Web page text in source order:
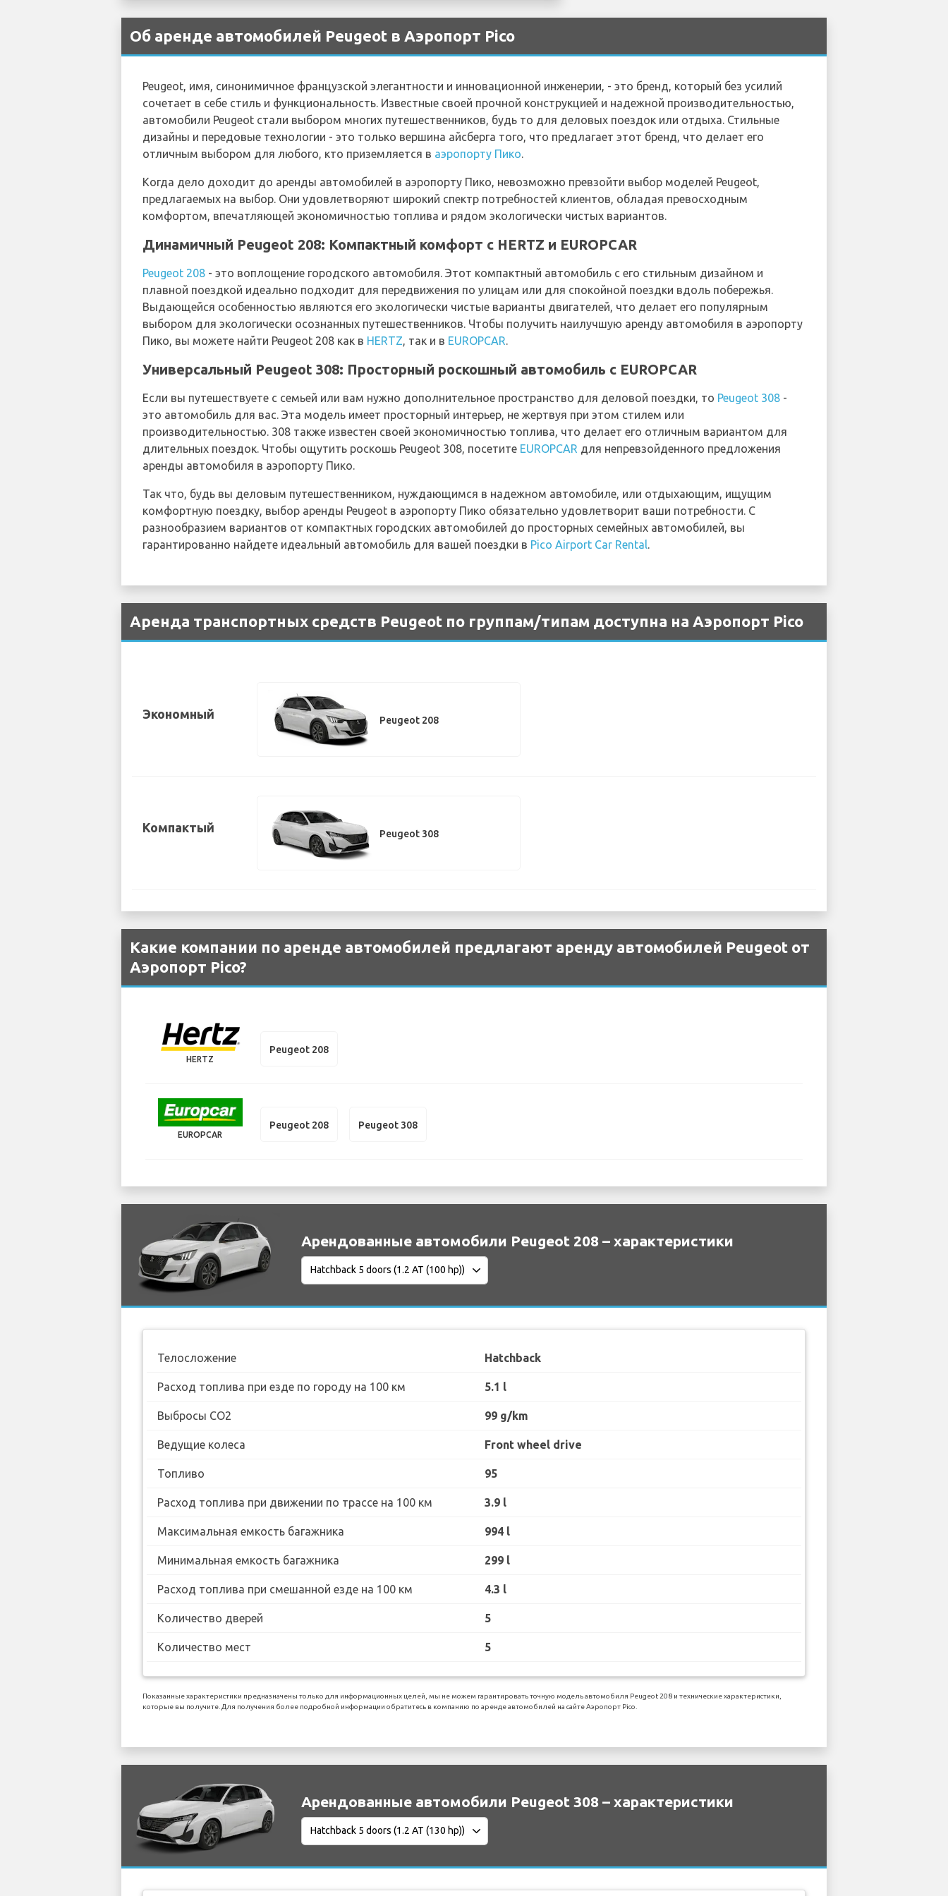
Об аренде автомобилей Peugeot в Аэропорт Pico
Peugeot, имя, синонимичное французской элегантности и инновационной инженерии, - это бренд, который без усилий
сочетает в себе стиль и функциональность. Известные своей прочной конструкцией и надежной производительностью,
автомобили Peugeot стали выбором многих путешественников, будь то для деловых поездок или отдыха. Стильные
дизайны и передовые технологии - это только вершина айсберга того, что предлагает этот бренд, что делает его
отличным выбором для любого, кто приземляется в аэропорту Пико.
Когда дело доходит до аренды автомобилей в аэропорту Пико, невозможно превзойти выбор моделей Peugeot,
предлагаемых на выбор. Они удовлетворяют широкий спектр потребностей клиентов, обладая превосходным
комфортом, впечатляющей экономичностью топлива и рядом экологически чистых вариантов.
Динамичный Peugeot 208: Компактный комфорт с HERTZ и EUROPCAR
Peugeot 208 - это воплощение городского автомобиля. Этот компактный автомобиль с его стильным дизайном и
плавной поездкой идеально подходит для передвижения по улицам или для спокойной поездки вдоль побережья.
Выдающейся особенностью являются его экологически чистые варианты двигателей, что делает его популярным
выбором для экологически осознанных путешественников. Чтобы получить наилучшую аренду автомобиля в аэропорту
Пико, вы можете найти Peugeot 208 как в HERTZ, так и в EUROPCAR.
Универсальный Peugeot 308: Просторный роскошный автомобиль с EUROPCAR
Если вы путешествуете с семьей или вам нужно дополнительное пространство для деловой поездки, то Peugeot 308 -
это автомобиль для вас. Эта модель имеет просторный интерьер, не жертвуя при этом стилем или
производительностью. 308 также известен своей экономичностью топлива, что делает его отличным вариантом для
длительных поездок. Чтобы ощутить роскошь Peugeot 308, посетите EUROPCAR для непревзойденного предложения
аренды автомобиля в аэропорту Пико.
Так что, будь вы деловым путешественником, нуждающимся в надежном автомобиле, или отдыхающим, ищущим
комфортную поездку, выбор аренды Peugeot в аэропорту Пико обязательно удовлетворит ваши потребности. С
разнообразием вариантов от компактных городских автомобилей до просторных семейных автомобилей, вы
гарантированно найдете идеальный автомобиль для вашей поездки в Pico Airport Car Rental.
Аренда транспортных средств Peugeot по группам/типам доступна на Аэропорт Pico
Экономный Peugeot 208
Компактый Peugeot 308
Какие компании по аренде автомобилей предлагают аренду автомобилей Peugeot от
Аэропорт Pico?
HERTZ
Peugeot 208
EUROPCAR
Peugeot 208 Peugeot 308
Арендованные автомобили Peugeot 208 – характеристики
Телосложение Hatchback
Расход топлива при езде по городу на 100 км 5.1 l
Выбросы CO2 99 g/km
Ведущие колеса Front wheel drive
Топливо 95
Расход топлива при движении по трассе на 100 км 3.9 l
Максимальная емкость багажника 994 l
Минимальная емкость багажника 299 l
Расход топлива при смешанной езде на 100 км 4.3 l
Количество дверей 5
Количество мест 5
Показанные характеристики предназначены только для информационных целей, мы не можем гарантировать точную модель автомобиля Peugeot 208 и технические характеристики,
которые вы получите. Для получения более подробной информации обратитесь в компанию по аренде автомобилей на сайте Аэропорт Pico.
Арендованные автомобили Peugeot 308 – характеристики